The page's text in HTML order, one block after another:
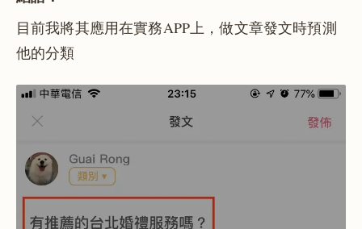
目前我將其應用在實務APP上，做文章發文時預測
他的分類